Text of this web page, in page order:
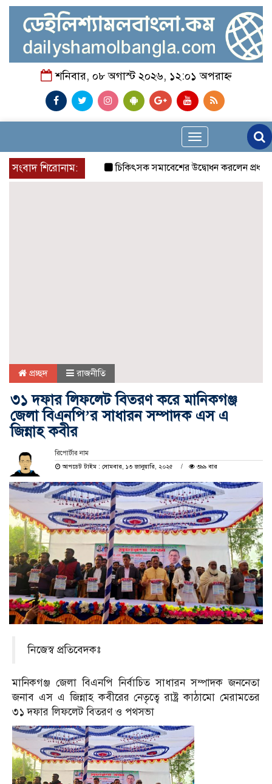
শনিবার, ০৮ অগাস্ট ২০২৬, ১২:০১ অপরাহ্ন
Toggle
navigation
সংবাদ শিরোনাম:
চিকিৎসক সমাবেশের উদ্বোধন করলেন প্রধানমন্ত্রী
প্রচ্ছদ রাজনীতি
৩১ দফার লিফলেট বিতরণ করে মানিকগঞ্জ
জেলা বিএনপি’র সাধারন সম্পাদক এস এ
জিন্নাহ কবীর
রিপোর্টার নাম
আপডেট টাইম : সোমবার, ১৩ জানুয়ারি, ২০২৫
৩৯৯ বার
নিজেস্ব প্রতিবেদকঃ
মানিকগঞ্জ জেলা বিএনপি নির্বাচিত সাধারন সম্পাদক জননেতা
জনাব এস এ জিন্নাহ কবীরের নেতৃত্বে রাষ্ট্র কাঠামো মেরামতের
৩১ দফার লিফলেট বিতরণ ও পথসভা